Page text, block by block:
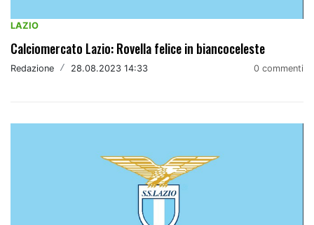
LAZIO
Calciomercato Lazio: Rovella felice in biancoceleste
Redazione / 28.08.2023 14:33 0 commenti